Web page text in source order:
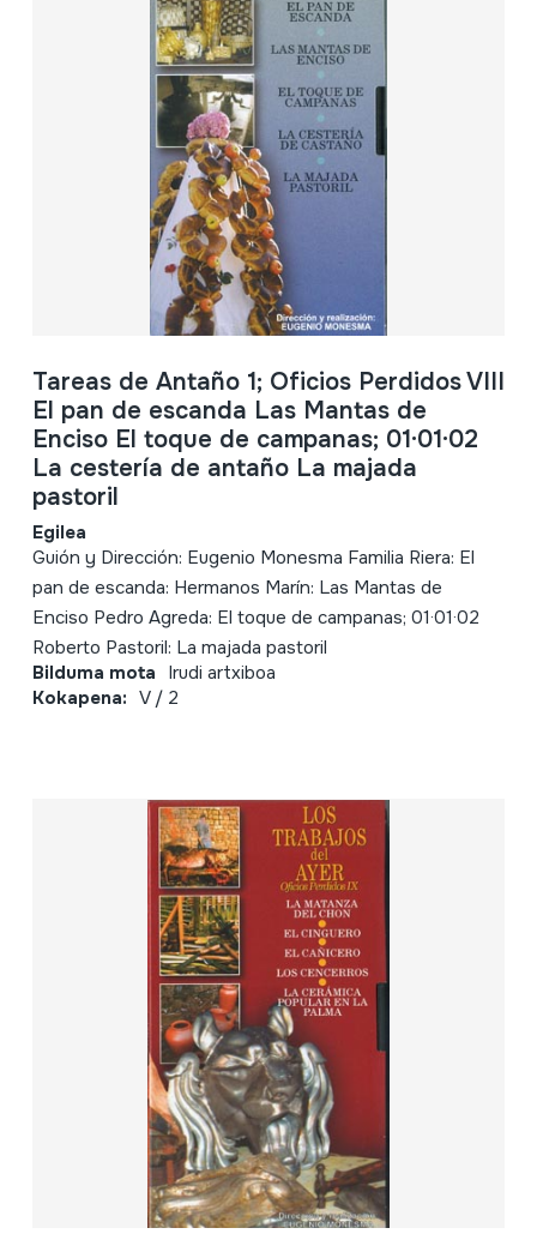
Tareas de Antaño 1; Oficios Perdidos VIII
El pan de escanda Las Mantas de
Enciso El toque de campanas; 01·01·02
La cestería de antaño La majada
pastoril
Egilea
Guión y Dirección: Eugenio Monesma Familia Riera: El
pan de escanda: Hermanos Marín: Las Mantas de
Enciso Pedro Agreda: El toque de campanas; 01·01·02
Roberto Pastoril: La majada pastoril
Bilduma mota Irudi artxiboa
Kokapena: V / 2